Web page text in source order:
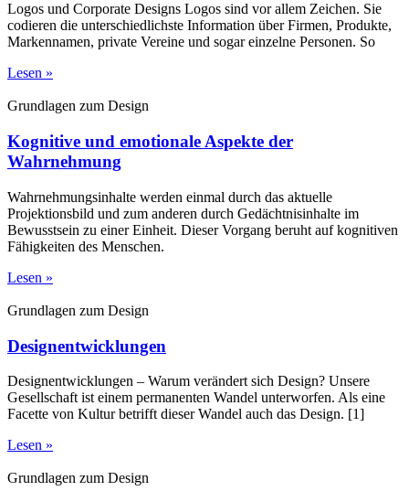
Logos und Corporate Designs Logos sind vor allem Zeichen. Sie
codieren die unterschiedlichste Information über Firmen, Produkte,
Markennamen, private Vereine und sogar einzelne Personen. So
Lesen »
Grundlagen zum Design
Kognitive und emotionale Aspekte der
Wahrnehmung
Wahrnehmungsinhalte werden einmal durch das aktuelle
Projektionsbild und zum anderen durch Gedächtnisinhalte im
Bewusstsein zu einer Einheit. Dieser Vorgang beruht auf kognitiven
Fähigkeiten des Menschen.
Lesen »
Grundlagen zum Design
Designentwicklungen
Designentwicklungen – Warum verändert sich Design? Unsere
Gesellschaft ist einem permanenten Wandel unterworfen. Als eine
Facette von Kultur betrifft dieser Wandel auch das Design. [1]
Lesen »
Grundlagen zum Design